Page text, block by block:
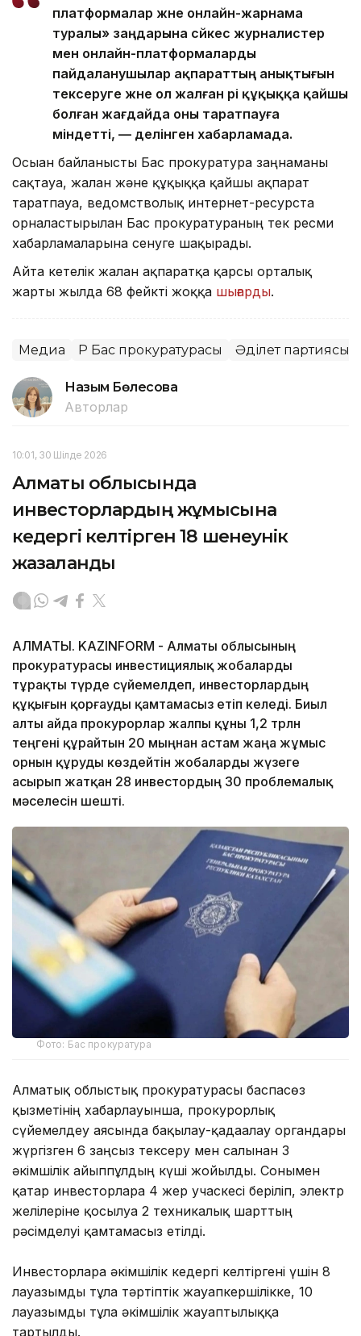
платформалар және онлайн-жарнама
туралы» заңдарына сәйкес журналистер
мен онлайн-платформаларды
пайдаланушылар ақпараттың анықтығын
тексеруге және ол жалған әрі құқыққа қайшы
болған жағдайда оны таратпауға
міндетті, — делінген хабарламада.
Осыған байланысты Бас прокуратура заңнаманы
сақтауға, жалған және құқыққа қайшы ақпарат
таратпауға, ведомстволық интернет-ресурста
орналастырылған Бас прокуратураның тек ресми
хабарламаларына сенуге шақырады.
Айта кетелік жалған ақпаратқа қарсы орталық
жарты жылда 68 фейкті жоққа шығарды.
Медиа ҚР Бас прокуратурасы Әділет партиясы
Назым Бөлесова
Авторлар
10:01, 30 Шілде 2026
Алматы облысында
инвесторлардың жұмысына
кедергі келтірген 18 шенеунік
жазаланды
АЛМАТЫ. KAZINFORM - Алматы облысының
прокуратурасы инвестициялық жобаларды
тұрақты түрде сүйемелдеп, инвесторлардың
құқығын қорғауды қамтамасыз етіп келеді. Биыл
алты айда прокурорлар жалпы құны 1,2 трлн
теңгені құрайтын 20 мыңнан астам жаңа жұмыс
орнын құруды көздейтін жобаларды жүзеге
асырып жатқан 28 инвестордың 30 проблемалық
мәселесін шешті.
Фото: Бас прокуратура
Алматық облыстық прокуратурасы баспасөз
қызметінің хабарлауынша, прокурорлық
сүйемелдеу аясында бақылау-қадағалау органдары
жүргізген 6 заңсыз тексеру мен салынған 3
әкімшілік айыппұлдың күші жойылды. Сонымен
қатар инвесторларға 4 жер учаскесі беріліп, электр
желілеріне қосылуға 2 техникалық шарттың
рәсімделуі қамтамасыз етілді.
Инвесторларға әкімшілік кедергі келтіргені үшін 8
лауазымды тұлға тәртіптік жауапкершілікке, 10
лауазымды тұлға әкімшілік жауаптылыққа
тартылды.